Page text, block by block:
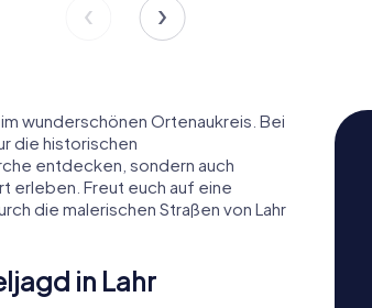
wunderschönen Ortenaukreis. Bei
die historischen
entdecken, sondern auch
erleben. Freut euch auf eine
die malerischen Straßen von Lahr
in Lahr